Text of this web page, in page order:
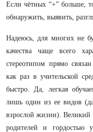
Если чётных “+” больше,
обнаружить, выявить,
Надеюсь, для многих не
качества чаще всего
стереотипом прямо
как раз в учительской
быстро. Да, легкая
лишь один из ее видов
взрослой жизни).
родителей и гордостью